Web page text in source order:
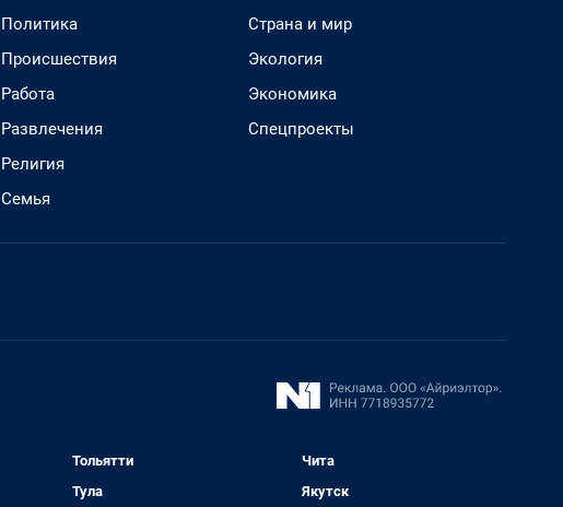
Политика
Происшествия
Работа
Развлечения
Религия
Семья
Страна и мир
Экология
Экономика
Спецпроекты
Тольятти
Тула
Чита
Якутск